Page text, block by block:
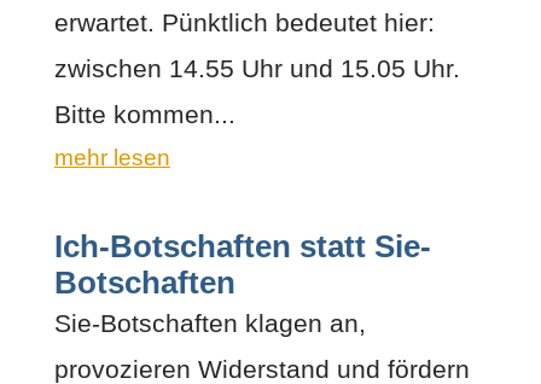
erwartet. Pünktlich bedeutet hier:
zwischen 14.55 Uhr und 15.05 Uhr.
Bitte kommen...
mehr lesen
Ich-Botschaften statt Sie-
Botschaften
Sie-Botschaften klagen an,
provozieren Widerstand und fördern